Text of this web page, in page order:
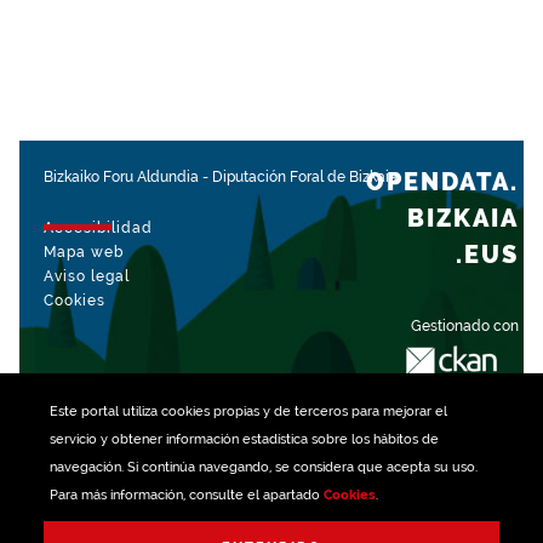
Este portal utiliza cookiespropias y de terceros para mejorar el
servicio y obtener información estadística sobre los hábitos de
navegación. Si continúa navegando, se considera que acepta su uso.
Para más información, consulte el apartado Cookies.
Bizkaiko Foru Aldundia - Diputación Foral de Bizkaia
Accesibilidad
Mapa web
Aviso legal
Cookies
Gestionado con
OPENDATA.
BIZKAIA
.EUS